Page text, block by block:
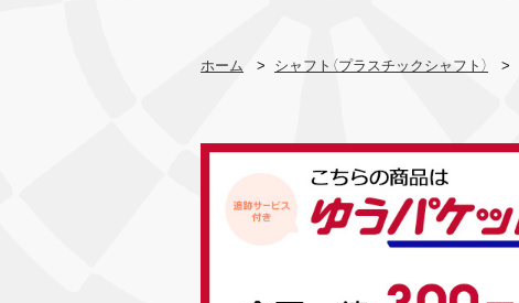
ホーム > シャフト（プラスチックシャフト） >